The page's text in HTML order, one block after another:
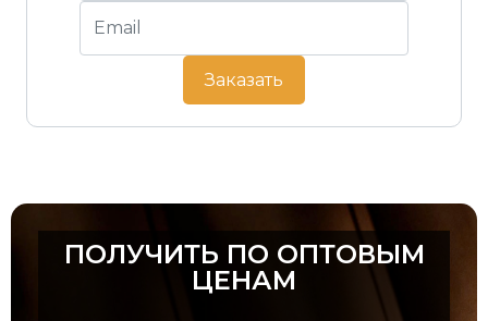
Штук на европоддоне
Заказать
ПОЛУЧИТЬ ПО ОПТОВЫМ
ЦЕНАМ